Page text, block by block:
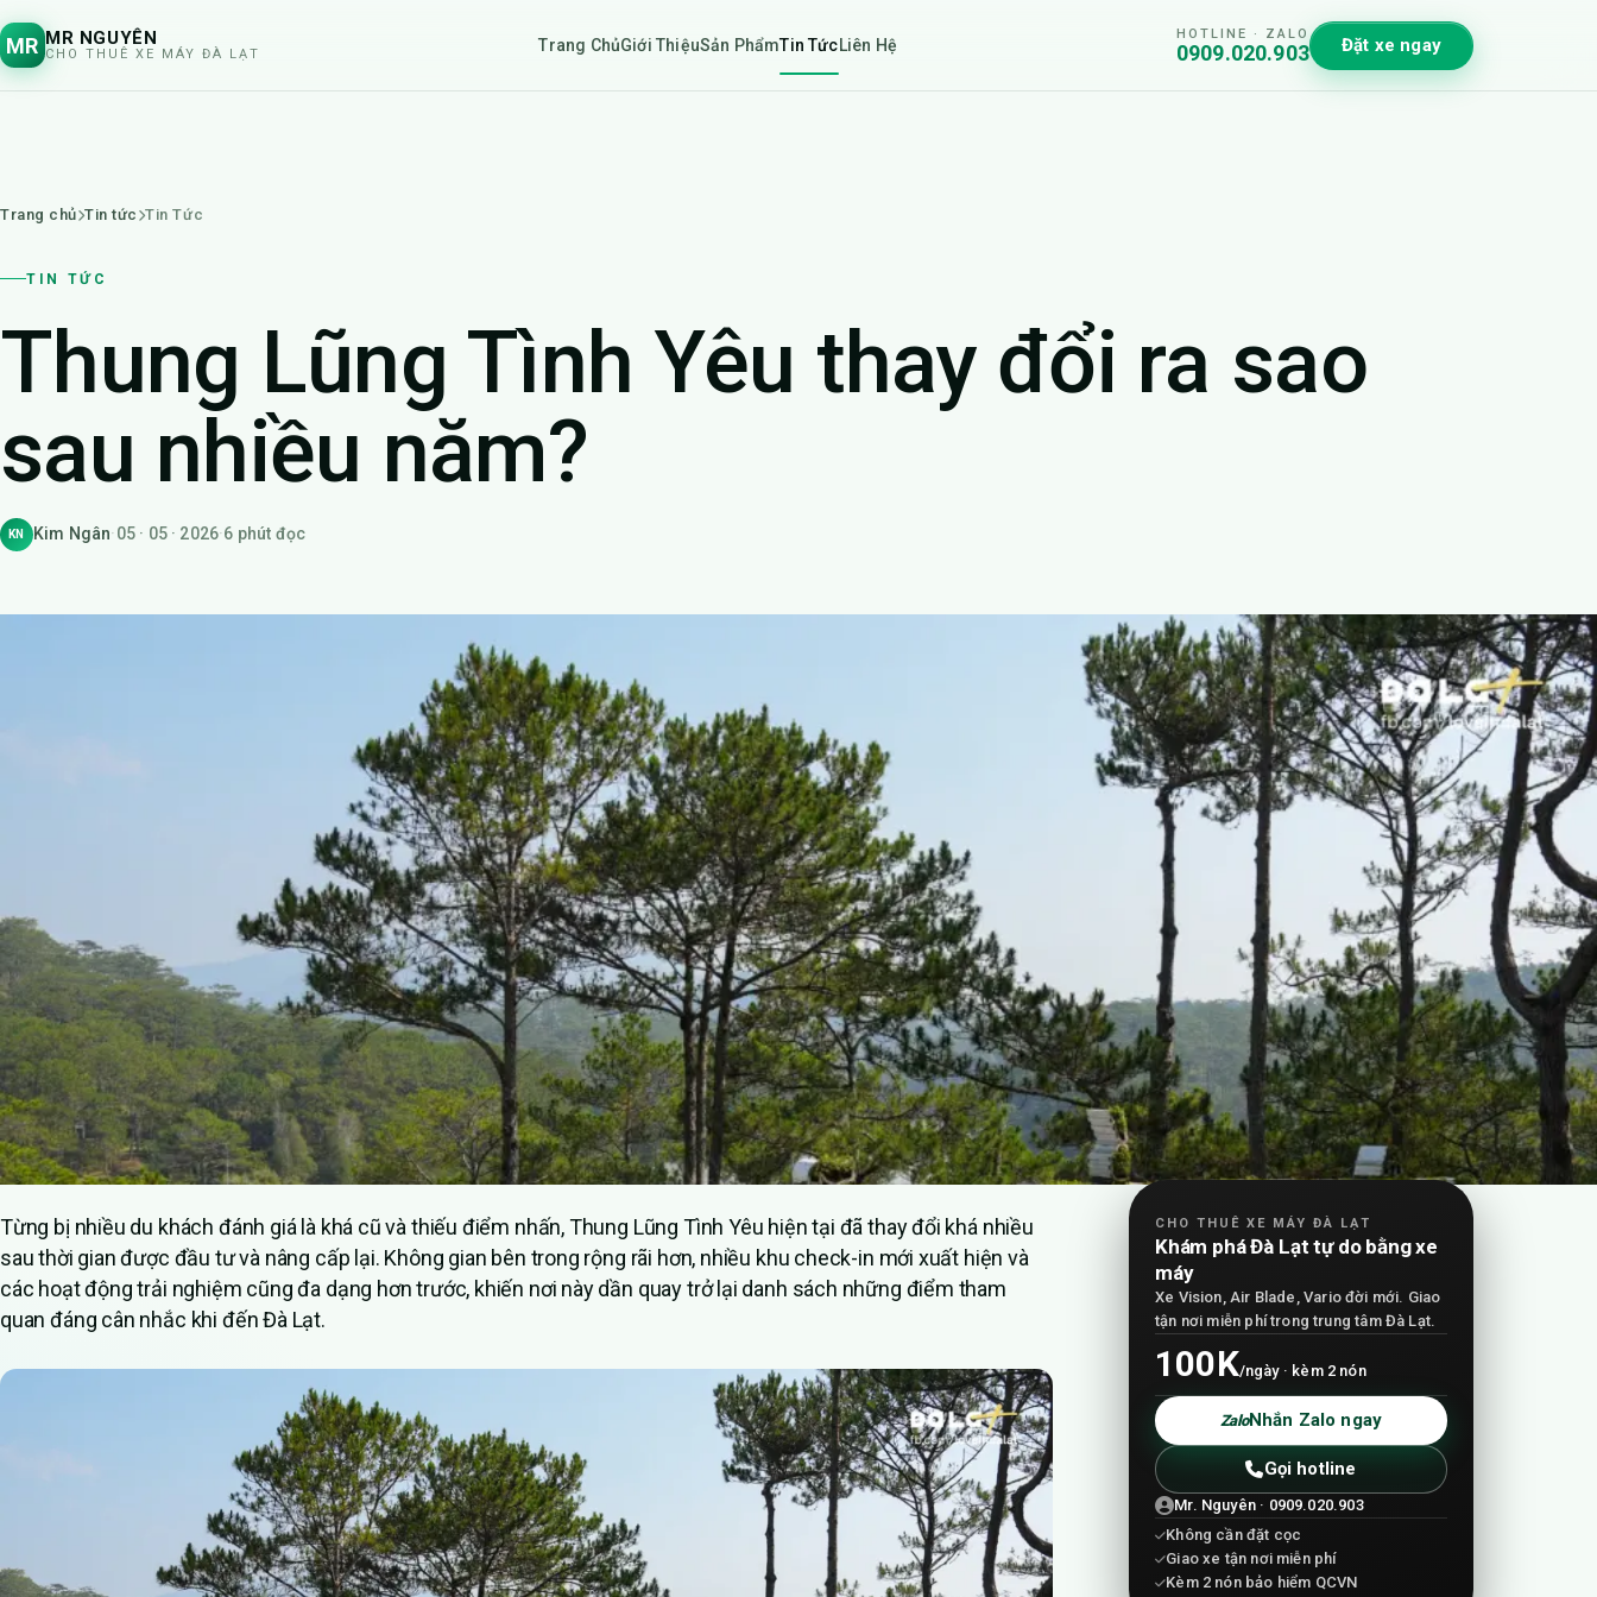
MR MR NGUYÊN
CHO THUÊ XE MÁY ĐÀ LẠT Trang ChủGiới ThiệuSản PhẩmTin TứcLiên Hệ
HOTLINE · ZALO
0909.020.903 Đặt xe ngay
Trang chủ Tin tức Tin Tức
TIN TỨC
Thung Lũng Tình Yêu thay đổi ra sao
sau nhiều năm?
KN Kim Ngân·05 · 05 · 2026·6 phút đọc
Từng bị nhiều du khách đánh giá là khá cũ và thiếu điểm nhấn, Thung Lũng Tình Yêu hiện tại đã thay đổi khá nhiều
sau thời gian được đầu tư và nâng cấp lại. Không gian bên trong rộng rãi hơn, nhiều khu check-in mới xuất hiện và
các hoạt động trải nghiệm cũng đa dạng hơn trước, khiến nơi này dần quay trở lại danh sách những điểm tham
quan đáng cân nhắc khi đến Đà Lạt.
CHO THUÊ XE MÁY ĐÀ LẠT
Khám phá Đà Lạt tự do bằng xe
máy
Xe Vision, Air Blade, Vario đời mới. Giao
tận nơi miễn phí trong trung tâm Đà Lạt.
100K/ngày · kèm 2 nón
ZaloNhắn Zalo ngay
Gọi hotline
Mr. Nguyên · 0909.020.903
Không cần đặt cọc
Giao xe tận nơi miễn phí
Kèm 2 nón bảo hiểm QCVN